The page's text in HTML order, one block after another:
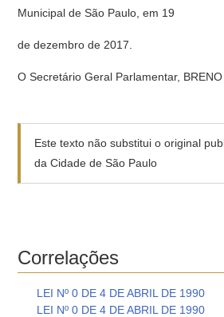
Municipal de São Paulo, em 19
de dezembro de 2017.
O Secretário Geral Parlamentar,
Este texto não substitui o original
da Cidade de São Paulo
Correlações
LEI Nº 0 DE 4 DE ABRIL DE 1990
LEI Nº 0 DE 4 DE ABRIL DE 1990